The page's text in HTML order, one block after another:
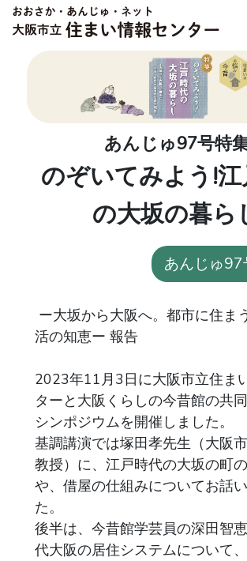
あんじゅ97号特
のぞいてみよう!
の大坂の暮ら
あんじゅ97
ー大坂から大阪へ。都市に住ま
活の知恵ー 報告
2023年11月3日に大阪市立住ま
ターと大阪くらしの今昔館の共
シンポジウムを開催しました。
基調講演では塚田孝先生（大阪
教授）に、江戸時代の大坂の町
や、借屋の仕組みについてお話
た。
後半は、今昔館学芸員の深田智
代大阪の居住システムについて